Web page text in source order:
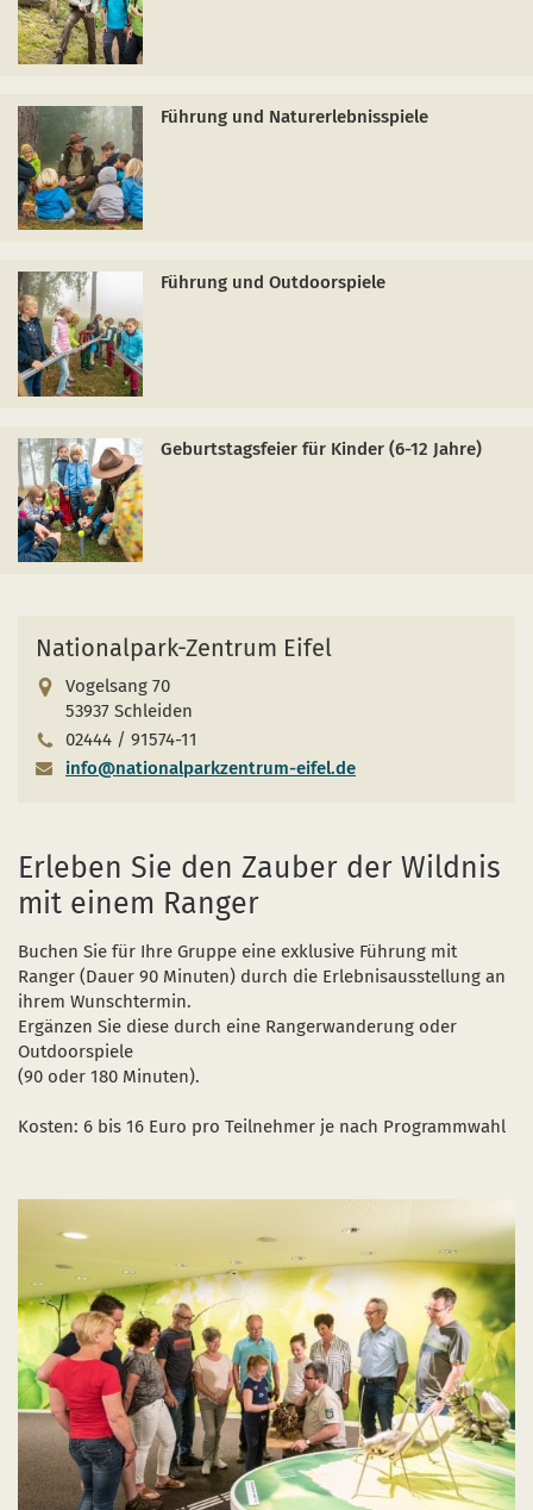
Führung und Naturerlebnisspiele
Führung und Outdoorspiele
Geburtstagsfeier für Kinder (6-12 Jahre)
Nationalpark-Zentrum Eifel
Vogelsang 70
53937 Schleiden
02444 / 91574-11
info@nationalparkzentrum-eifel.de
Erleben Sie den Zauber der Wildnis
mit einem Ranger
Buchen Sie für Ihre Gruppe eine exklusive Führung mit
Ranger (Dauer 90 Minuten) durch die Erlebnisausstellung an
ihrem Wunschtermin.
Ergänzen Sie diese durch eine Rangerwanderung oder
Outdoorspiele
(90 oder 180 Minuten).
Kosten: 6 bis 16 Euro pro Teilnehmer je nach Programmwahl